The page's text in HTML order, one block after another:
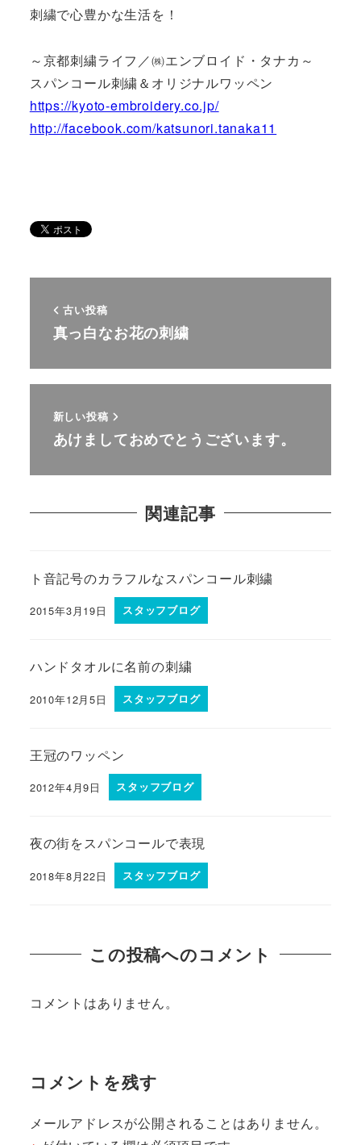
刺繍で心豊かな生活を！
～京都刺繍ライフ／㈱エンブロイド・タナカ～
スパンコール刺繍＆オリジナルワッペン
https://kyoto-embroidery.co.jp/
http://facebook.com/katsunori.tanaka11
古い投稿
真っ白なお花の刺繍
新しい投稿
あけましておめでとうございます。
関連記事
ト音記号のカラフルなスパンコール刺繍
2015年3月19日 スタッフブログ
ハンドタオルに名前の刺繍
2010年12月5日 スタッフブログ
王冠のワッペン
2012年4月9日 スタッフブログ
夜の街をスパンコールで表現
2018年8月22日 スタッフブログ
この投稿へのコメント
コメントはありません。
コメントを残す
メールアドレスが公開されることはありません。